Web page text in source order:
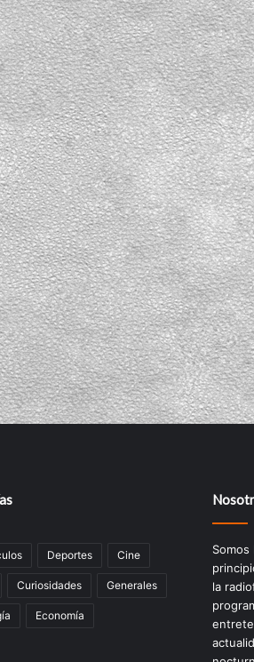
Deportes Cine
Curiosidades Generales
Economía
Somos
la